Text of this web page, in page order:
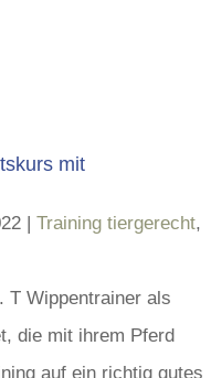
mit
| Training tiergerecht,
T Wippentrainer als
die mit ihrem Pferd
auf ein richtig gutes